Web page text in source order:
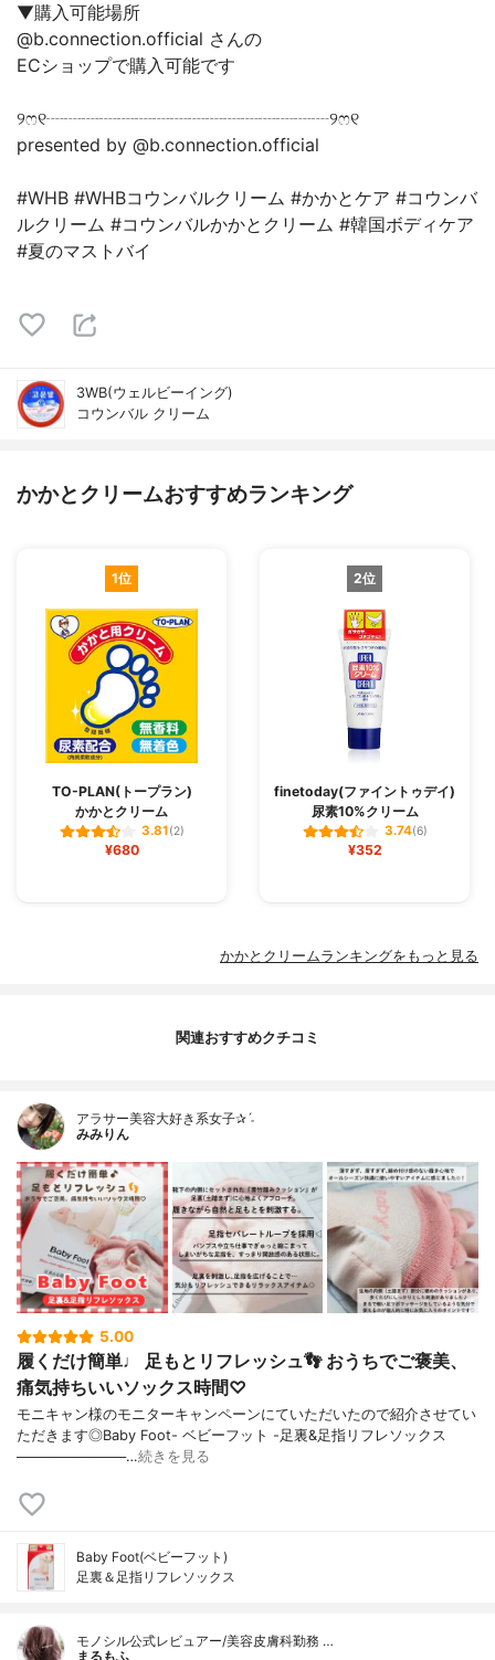
▼購入可能場所
@b.connection.official さんの
ECショップで購入可能です
୨ෆ୧┈┈┈┈┈┈┈┈┈┈┈┈┈┈┈┈୨ෆ୧
presented by @b.connection.official
#WHB #WHBコウンバルクリーム #かかとケア #コウンバ
ルクリーム #コウンバルかかとクリーム #韓国ボディケア
#夏のマストバイ
3WB(ウェルビーイング)
コウンバル クリーム
かかとクリームおすすめランキング
1位
TO-PLAN(トープラン)
かかとクリーム
3.81(2)
¥680
2位
finetoday(ファイントゥデイ)
尿素10%クリーム
3.74(6)
¥352
かかとクリームランキングをもっと見る
関連おすすめクチコミ
アラサー美容大好き系女子✰ˊ˗
みみりん
5.00
履くだけ簡単♩ 足もとリフレッシュ👣 おうちでご褒美、
痛気持ちいいソックス時間♡
モニキャン様のモニターキャンペーンにていただいたので紹介させてい
ただきます◎Baby Foot- ベビーフット -足裏&足指リフレソックス
───────────…続きを見る
Baby Foot(ベビーフット)
足裏＆足指リフレソックス
モノシル公式レビュアー/美容皮膚科勤務 …
まるもふ